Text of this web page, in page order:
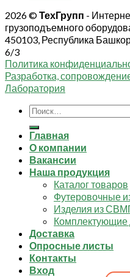
2026 ©ТехГрупп -
грузоподъемного
450103, Республика
6/3
Политика
Разработка,
Лаборатория
Искать:
Главная
О компании
Вакансии
Наша продукция
Каталог товаров
Футеровочные
Изделия из
Комплектующие
Доставка
Опросные листы
Контакты
Вход